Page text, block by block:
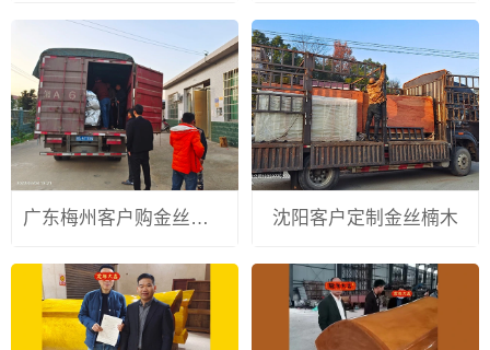
广东梅州客户购金丝楠木风水棺 沈阳客户定制金丝楠木